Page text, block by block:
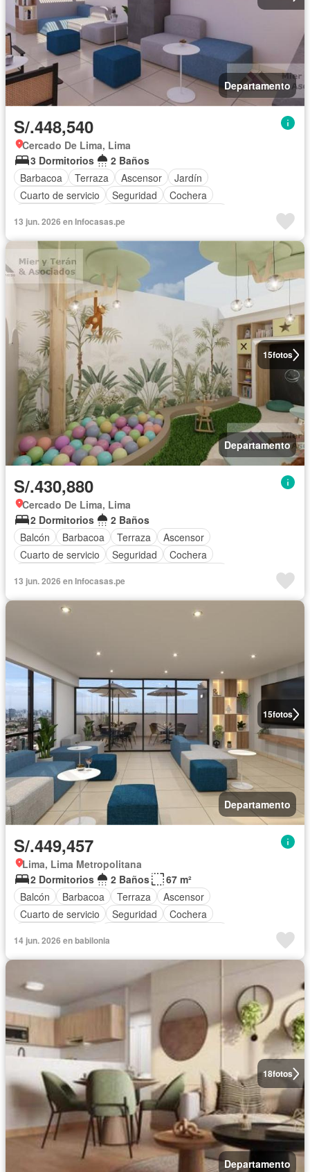
Departamento
S/.448,540
Cercado De Lima, Lima
3 Dormitorios
2 Baños
Barbacoa
Terraza Ascensor
Jardín
Cuarto de servicio
Seguridad
Cochera
13 jun. 2026 en Infocasas.pe
15fotos
Departamento
S/.430,880
Cercado De Lima, Lima
2 Dormitorios
2 Baños
Balcón
Barbacoa Terraza
Ascensor
Cuarto de servicio
Seguridad
Cochera
13 jun. 2026 en Infocasas.pe
15fotos
Departamento
S/.449,457
Lima, Lima Metropolitana
2 Dormitorios
2 Baños
67 m²
Balcón
Barbacoa Terraza
Ascensor
Cuarto de servicio
Seguridad
Cochera
14 jun. 2026 en babilonia
18fotos
Departamento